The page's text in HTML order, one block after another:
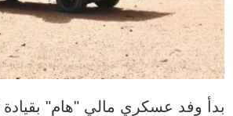
بدأ وفد عسكري مالي "هام" بقيادة